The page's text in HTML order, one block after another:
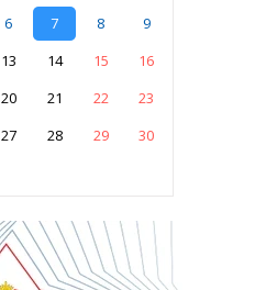
6 7 8
9
13 14 15
16
20 21 22
23
27 28 29
30